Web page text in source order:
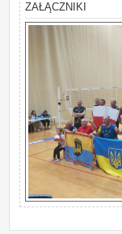
ZAŁĄCZNIKI